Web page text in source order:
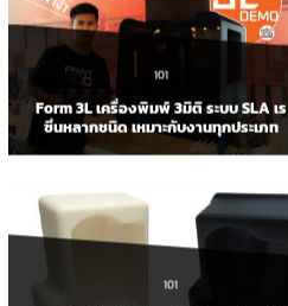
101
Form 3L เครื่องพิมพ์ 3มิติ ระบบ SLA เร
ซิ่นหลากชนิด เหมาะกับงานทุกประเภท
101